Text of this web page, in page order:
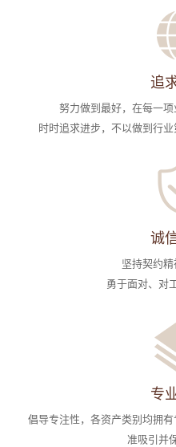
追
努力做到最好，在每一
时时追求进步，不以做到行
诚
坚持契约
勇于面对、对
专
倡导专注性，各资产类别均拥
准吸引并